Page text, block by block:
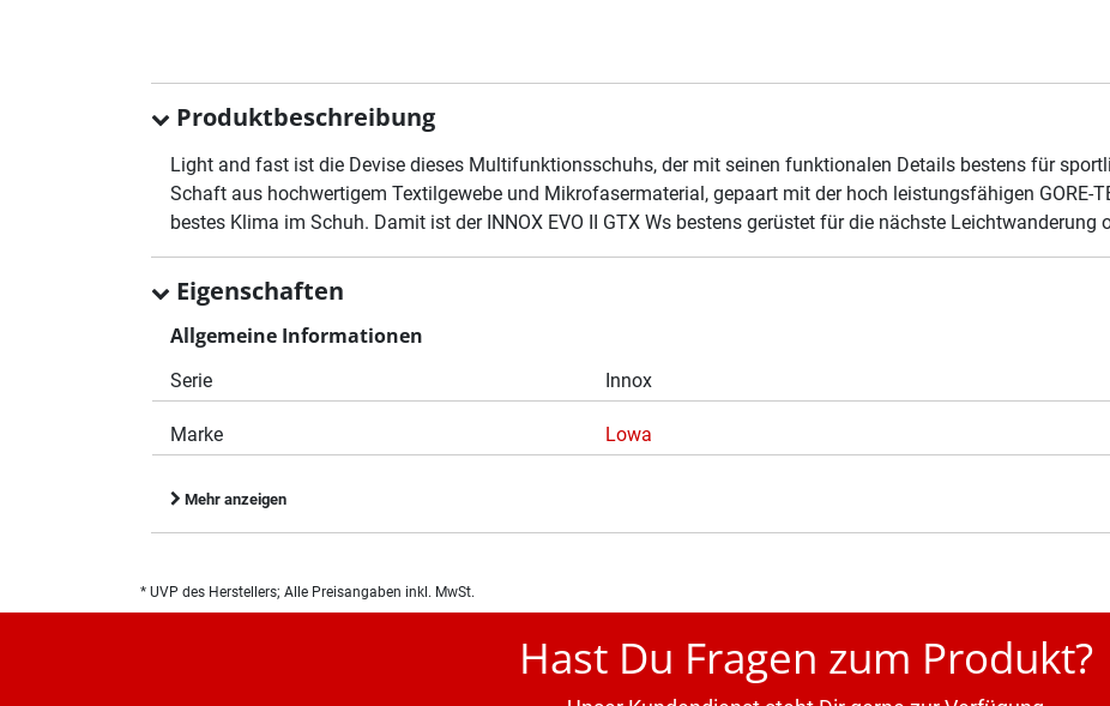
Produktbeschreibung
Light and fast ist die Devise dieses Multifunktionsschuhs, der mit seinen funktionalen Details bestens für
Schaft aus hochwertigem Textilgewebe und Mikrofasermaterial, gepaart mit der hoch leistungsfähigen GORE-
bestes Klima im Schuh. Damit ist der INNOX EVO II GTX Ws bestens gerüstet für die nächste Leichtwanderung
Eigenschaften
Allgemeine Informationen
Serie Innox
Marke Lowa
Mehr anzeigen
* UVP des Herstellers; Alle Preisangaben inkl. MwSt.
Hast Du Fragen zum Produkt?